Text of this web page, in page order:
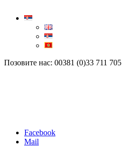
Позовите нас: 00381 (0)33 711 705
Facebook
Mail